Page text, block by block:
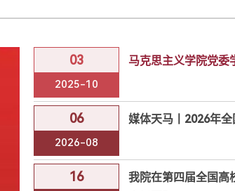
03
2025-10
马克思主义学院党委
06
2026-08
媒体天马丨2026年
16
我院在第四届全国高